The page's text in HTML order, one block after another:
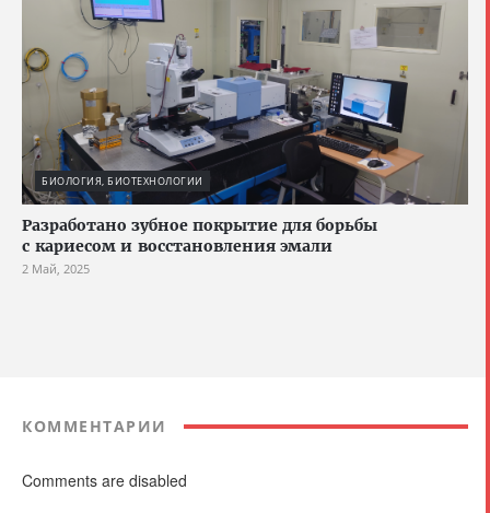
БИОЛОГИЯ, БИОТЕХНОЛОГИИ
Разработано зубное покрытие для борьбы
с кариесом и восстановления эмали
2 Май, 2025
КОММЕНТАРИИ
Comments are disabled